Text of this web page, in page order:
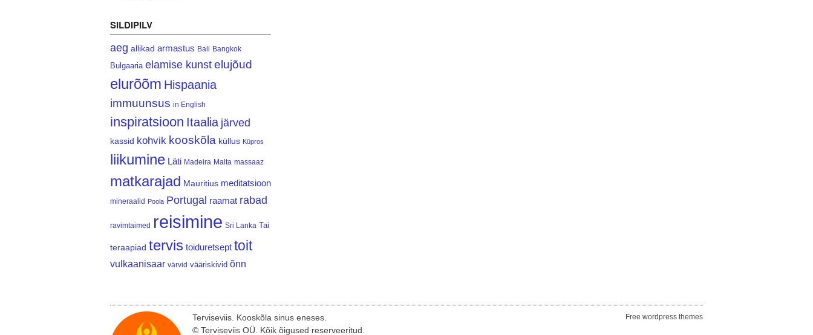
SILDIPILV
aeg allikad armastus Bali Bangkok
Bulgaaria elamise kunst elujõud
elurõõm Hispaania
immuunsus in English
inspiratsioon Itaalia järved
kassid kohvik kooskõla küllus Küpros
liikumine Läti Madeira Malta massaaz
matkarajad Mauritius meditatsioon
mineraalid Poola Portugal raamat rabad
ravimtaimed reisimine Sri Lanka Tai
teraapiad tervis toiduretsept toit
vulkaanisaar värvid vääriskivid õnn
Terviseviis. Kooskõla sinus eneses.
© Terviseviis OÜ. Kõik õigused reserveeritud.
Free wordpress themes